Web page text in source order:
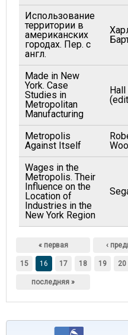
Использование
территории в
американских
городах. Пер. с
англ.
Made in New
York. Case
Studies in
Metropolitan
Manufacturing
Metropolis
Against Itself
Wages in the
Metropolis. Their
Influence on the
Location of
Industries in the
New York Region
« первая ‹
15 16 17 18 19 20
последняя »